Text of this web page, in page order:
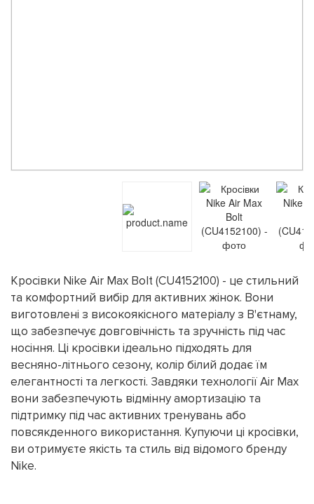
Кросівки Nike Air Max Bolt (CU4152100) - це стильний
та комфортний вибір для активних жінок. Вони
виготовлені з високоякісного матеріалу з В'єтнаму,
що забезпечує довговічність та зручність під час
носіння. Ці кросівки ідеально підходять для
весняно-літнього сезону, колір білий додає їм
елегантності та легкості. Завдяки технології Air Max
вони забезпечують відмінну амортизацію та
підтримку під час активних тренувань або
повсякденного використання. Купуючи ці кросівки,
ви отримуєте якість та стиль від відомого бренду
Nike.